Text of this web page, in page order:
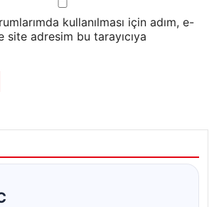
kullanılması için adım, e-
site adresim bu tarayıcıya